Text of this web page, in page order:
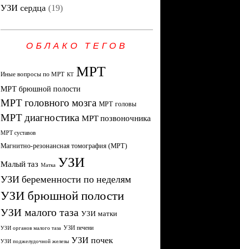
УЗИ сердца (19)
ОБЛАКО ТЕГОВ
Иные вопросы по МРТ КТ МРТ
МРТ брюшной полости
МРТ головного мозга МРТ головы
МРТ диагностика МРТ позвоночника
МРТ суставов
Магнитно-резонансная томография (МРТ)
Малый таз Матка УЗИ
УЗИ беременности по неделям
УЗИ брюшной полости
УЗИ малого таза УЗИ матки
УЗИ органов малого таза УЗИ печени
УЗИ поджелудочной железы УЗИ почек